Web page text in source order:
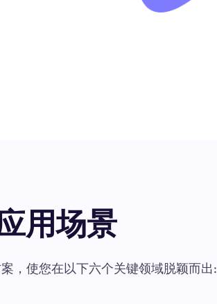
用场景
，使您在以下六个关键领域脱颖而出: